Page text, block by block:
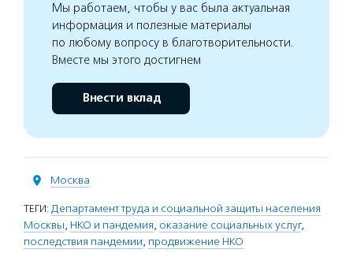
Мы работаем, чтобы у вас была актуальная
информация и полезные материалы
по любому вопросу в благотворительности.
Вместе мы этого достигнем
Внести вклад
Москва
ТЕГИ: Департамент труда и социальной защиты населения
Москвы, НКО и пандемия, оказание социальных услуг,
последствия пандемии, продвижение НКО